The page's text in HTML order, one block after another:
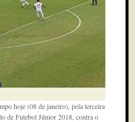
hoje (08 de janeiro), pela terceira
de Futebol Júnior 2018, contra o